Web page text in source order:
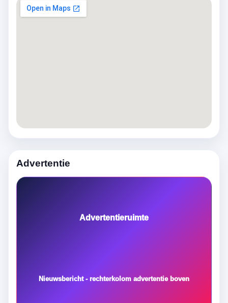
Advertentie
Advertentieruimte
Nieuwsbericht - rechterkolom advertentie boven